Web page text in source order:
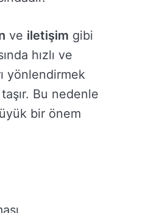
ve iletişim gibi
hızlı ve
yönlendirmek
Bu nedenle
bir önem